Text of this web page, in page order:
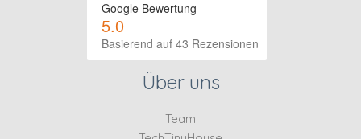
Google Bewertung
5.0
Basierend auf 43 Rezensionen
Über uns
Team